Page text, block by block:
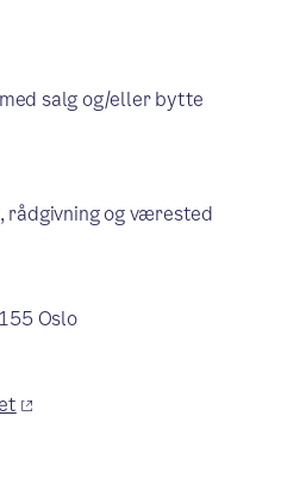
salg og/eller bytte
rådgivning og værested
Oslo